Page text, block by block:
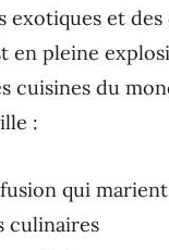
exotiques et des
en pleine
cuisines du
:
qui
culinaires